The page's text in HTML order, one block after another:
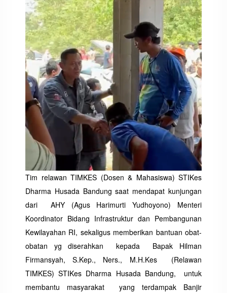
Tim relawan TIMKES (Dosen & Mahasiswa) STIKes
Dharma Husada Bandung saat mendapat kunjungan
dari AHY (Agus Harimurti Yudhoyono) Menteri
Koordinator Bidang Infrastruktur dan Pembangunan
Kewilayahan RI, sekaligus memberikan bantuan obat-
obatan yg diserahkan kepada Bapak Hilman
Firmansyah, S.Kep., Ners., M.H.Kes (Relawan
TIMKES) STIKes Dharma Husada Bandung, untuk
membantu masyarakat yang terdampak Banjir